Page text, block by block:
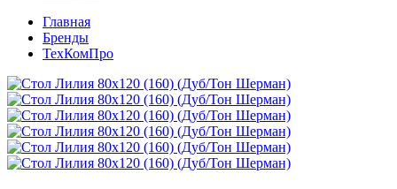
Главная
Бренды
ТехКомПро